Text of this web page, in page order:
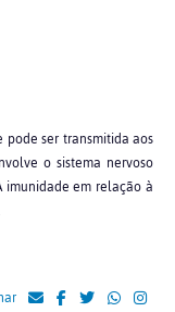
ser transmitida aos
o sistema nervoso
em relação à